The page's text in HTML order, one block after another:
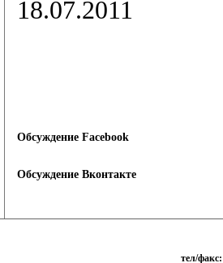
18.07.2011
Обсуждение Facebook
Обсуждение Вконтакте
тел/факс: